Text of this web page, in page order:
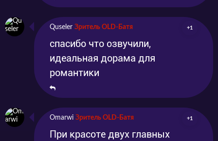
Quseler Зритель OLD-Батя +1
спасибо что озвучили,
идеальная дорама для
романтики
Omarwi Зритель OLD-Батя +1
При красоте двух главных